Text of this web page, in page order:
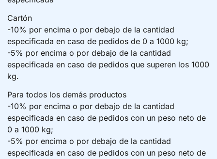
Cartón
-10% por encima o por debajo de la cantidad
especificada en caso de pedidos de 0 a 1000 kg;
-5% por encima o por debajo de la cantidad
especificada en caso de pedidos que superen los 1000
kg.
Para todos los demás productos
-10% por encima o por debajo de la cantidad
especificada en caso de pedidos con un peso neto de
0 a 1000 kg;
-5% por encima o por debajo de la cantidad
especificada en caso de pedidos con un peso neto de